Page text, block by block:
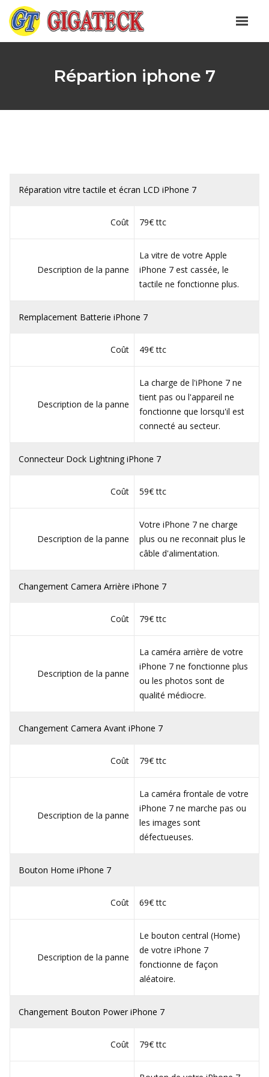
Répartion iphone 7
Réparation vitre tactile et écran LCD iPhone 7
Coût 79€ ttc
Description de la panne
La vitre de votre Apple
iPhone 7 est cassée, le
tactile ne fonctionne plus.
Remplacement Batterie iPhone 7
Coût 49€ ttc
Description de la panne
La charge de l'iPhone 7 ne
tient pas ou l'appareil ne
fonctionne que lorsqu'il est
connecté au secteur.
Connecteur Dock Lightning iPhone 7
Coût 59€ ttc
Description de la panne
Votre iPhone 7 ne charge
plus ou ne reconnait plus le
câble d'alimentation.
Changement Camera Arrière iPhone 7
Coût 79€ ttc
Description de la panne
La caméra arrière de votre
iPhone 7 ne fonctionne plus
ou les photos sont de
qualité médiocre.
Changement Camera Avant iPhone 7
Coût 79€ ttc
Description de la panne
La caméra frontale de votre
iPhone 7 ne marche pas ou
les images sont
défectueuses.
Bouton Home iPhone 7
Coût 69€ ttc
Description de la panne
Le bouton central (Home)
de votre iPhone 7
fonctionne de façon
aléatoire.
Changement Bouton Power iPhone 7
Coût 79€ ttc